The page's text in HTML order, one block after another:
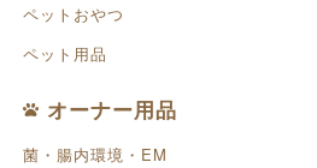
ペットおやつ
ペット用品
オーナー用品
菌・腸内環境・EM